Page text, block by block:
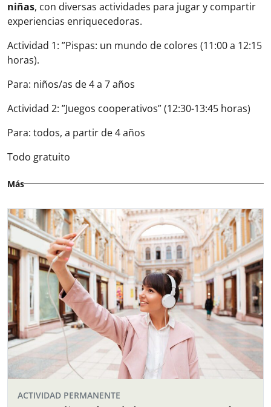
niñas, con diversas actividades para jugar y compartir
experiencias enriquecedoras.
Actividad 1: ”Pispas: un mundo de colores (11:00 a 12:15
horas).
Para: niños/as de 4 a 7 años
Actividad 2: ”Juegos cooperativos” (12:30-13:45 horas)
Para: todos, a partir de 4 años
Todo gratuito
Más
ACTIVIDAD PERMANENTE